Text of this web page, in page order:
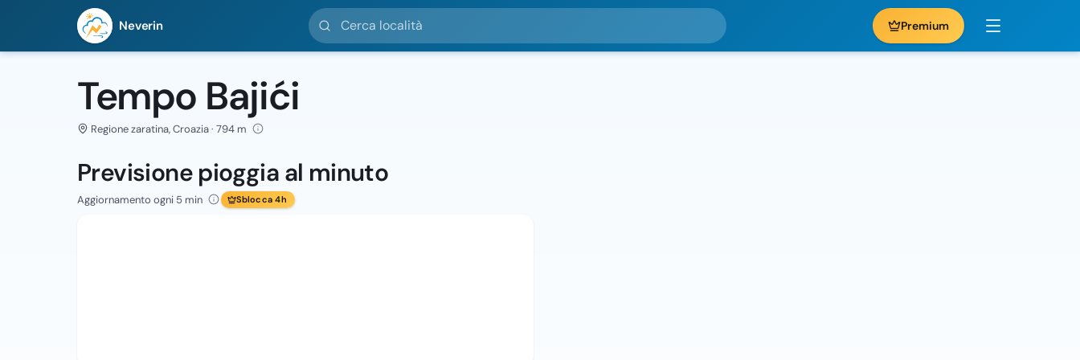
Neverin
Cerca località
Premium
Tempo Bajići
Regione zaratina, Croazia · 794 m
Previsione pioggia al minuto
Aggiornamento ogni 5 min Sblocca 4h